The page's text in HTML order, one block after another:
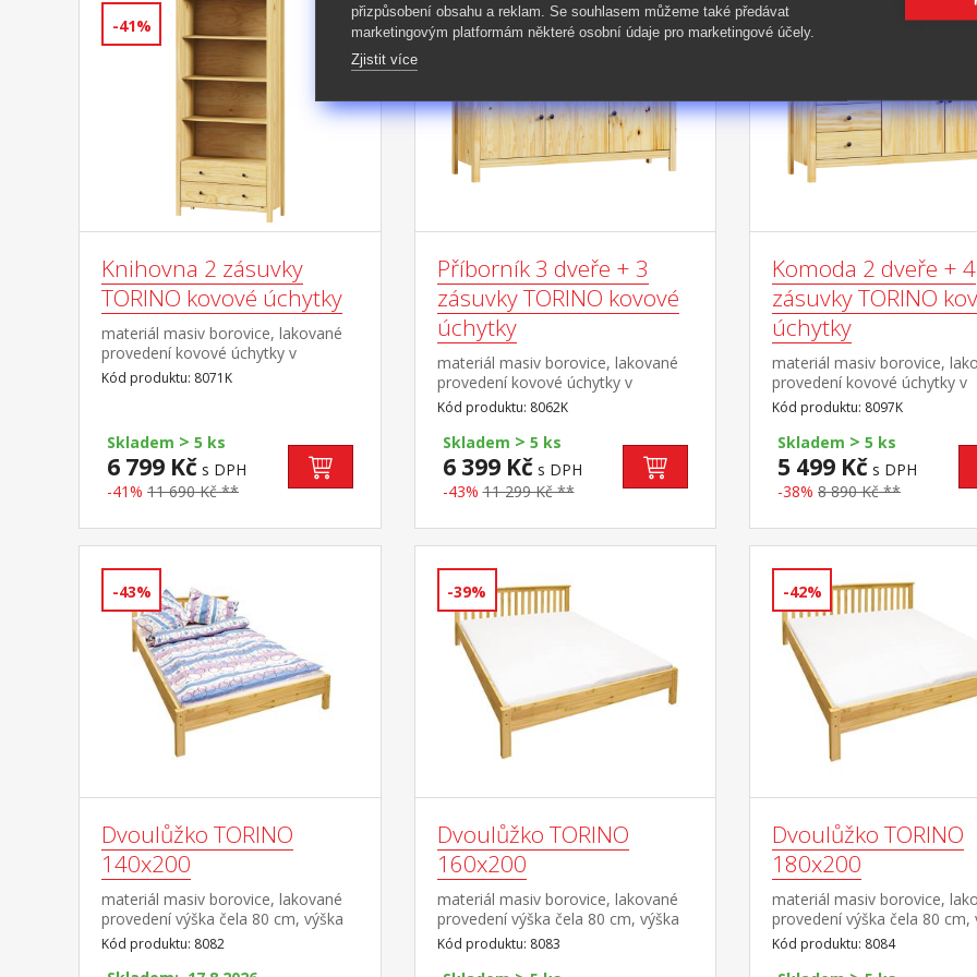
-41%
Knihovna 2 zásuvky
TORINO kovové úchytky
materiál masiv borovice, lakované
provedení kovové úchytky v
barevném provedení černěná
mosaz tři police, dvě zásuvky s
Kód produktu: 8071K
Skladem > 5 ks
6 799 Kč s DPH
-41% 11 690 Kč **
-43%
Příborník 3 dveře + 3
zásuvky TORINO kovové
úchytky
materiál masiv borovice, lakované
provedení kovové úchytky v
barevném provedení černěná
mosaz 3 dveře, 3 zásuvky s
kovovými pojezdy vhodný doplněk
nástavec TORINO 8063K
Kód produktu: 8062K
Skladem > 5 ks
6 399 Kč s DPH
-43% 11 299 Kč **
-38%
Komoda 2 dveře + 4
zásuvky TORINO
úchytky
materiál masiv borovice,
provedení kovové úchytky v
barevném provedení černěná
mosaz 4 zásuvky s kovovými
pojezdy, 2 plné dveře, 1
Kód produktu: 8097K
Skladem > 5 ks
5 499 Kč s DPH
-38% 8 890 Kč **
-43%
Dvoulůžko TORINO
140x200
materiál masiv borovice, lakované
provedení výška čela 80 cm, výška
sedu 38 cm, cena bez roštu a
matrace minimální doporučená
Kód produktu: 8082
-39%
Dvoulůžko TORINO
160x200
materiál masiv borovice, lakované
provedení výška čela 80 cm, výška
sedu 38 cm, cena bez roštu a
matrace minimální doporučená
Kód produktu: 8083
-42%
Dvoulůžko TORINO
180x200
materiál masiv borovice,
provedení výška čela 80 cm,
sedu 38 cm, cena bez roštu
matrace minimální
Kód produktu: 8084
přizpůsobení obsahu a reklam. Se souhlasem můžeme také předávat
marketingovým platformám některé osobní údaje pro marketingové účely.
Zjistit více